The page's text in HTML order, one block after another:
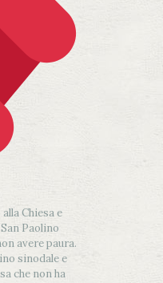
Chiesa e
Paolino
avere paura.
sinodale e
che non ha